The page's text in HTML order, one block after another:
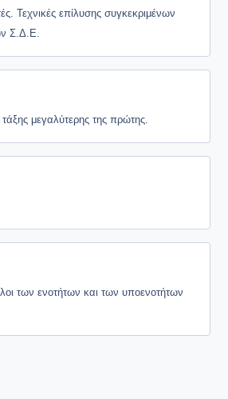
Τεχνικές επίλυσης συγκεκριμένων
Σ.Δ.Ε.
μεγαλύτερης της πρώτης.
των ενοτήτων και των υποενοτήτων